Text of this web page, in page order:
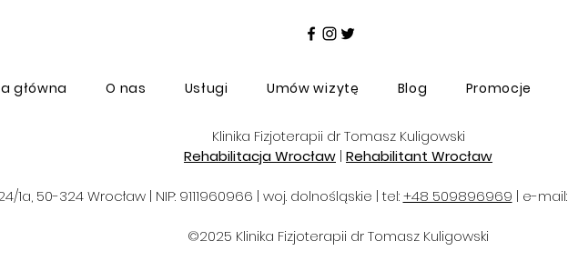
piszczelowego
główna O nas Usługi Umów wizytę Blog Promocje
Klinika Fizjoterapii dr Tomasz Kuligowski
Rehabilitacja Wrocław | Rehabilitant Wrocław
1a, 50-324 Wrocław | NIP: 9111960966 | woj. dolnośląskie | tel:+48 509896969 | e-mail:
©2025 Klinika Fizjoterapii dr Tomasz Kuligowski